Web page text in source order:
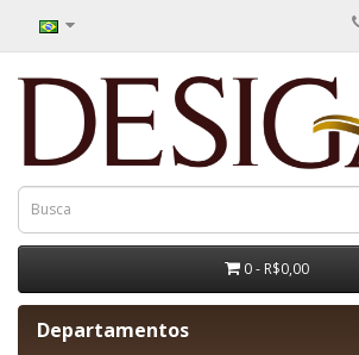
0 - R$0,00
Departamentos